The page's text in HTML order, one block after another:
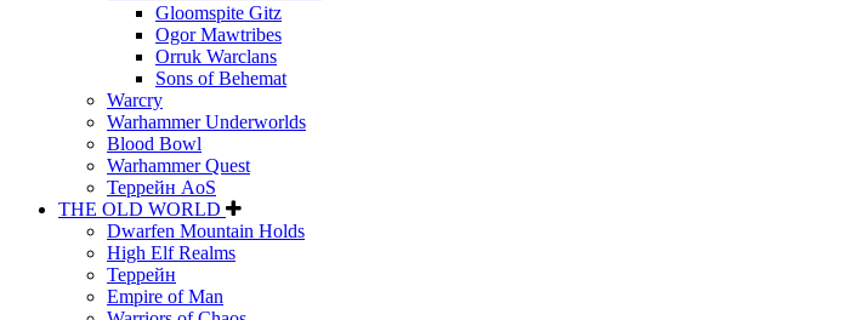
Gloomspite Gitz
Ogor Mawtribes
Orruk Warclans
Sons of Behemat
Warcry
Warhammer Underworlds
Blood Bowl
Warhammer Quest
Террейн AoS
THE OLD WORLD
Dwarfen Mountain Holds
High Elf Realms
Террейн
Empire of Man